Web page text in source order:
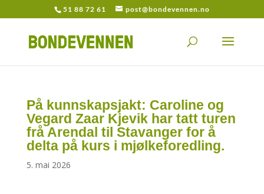
51 88 72 61 post@bondevennen.no
På kunnskapsjakt: Caroline og
Vegard Zaar Kjevik har tatt turen
frå Arendal til Stavanger for å
delta på kurs i mjølkeforedling.
5. mai 2026